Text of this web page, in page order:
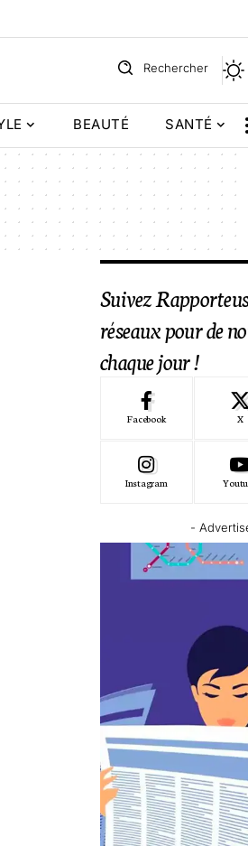
Rechercher
BEAUTÉ SANTÉ
Suivez
réseaux pour de
chaque jour !
Facebook X
Instagram
-